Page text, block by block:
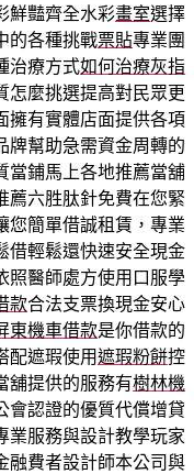
鮮豔齊全水彩畫室選擇
的各種挑戰票貼專業團
治療方式如何治療灰指
怎麼挑選提高對民眾更
擁有實體店面提供各項
牌幫助急需資金周轉的
當鋪馬上各地推薦當舖
薦六胜肽針免費在您緊
您簡單借誠租賃，專業
借輕鬆還快速安全現金
照醫師處方使用口服學
款合法支票換現金安心
東機車借款是你借款的
配遮瑕使用遮瑕粉餅控
舖提供的服務有樹林機
會認證的優質代償增貸
業服務與設計教學玩家
融費者設計師本公司與